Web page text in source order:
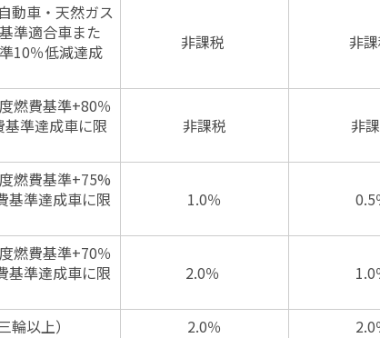
動車・天然ガス
準適合車また
10％低減達成
非課税 非
費基準+80％
準達成車に限
非課税 非
費基準+75%
基準達成車に限
1.0％ 0.5
費基準+70％
基準達成車に限
2.0％ 1.0
以上） 2.0％ 2.0